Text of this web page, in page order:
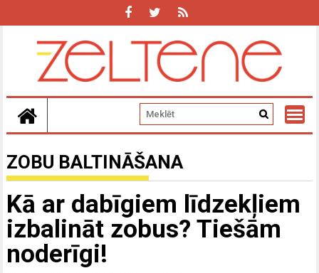
ZOBU BALTINĀŠANA
Kā ar dabīgiem līdzekļiem
izbalināt zobus? Tiešām
noderīgi!